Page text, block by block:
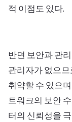
적 이점도 있다.
반면 보안과 관
관리자가 없으
취약할 수 있으
트워크의 보안
터의 신뢰성을